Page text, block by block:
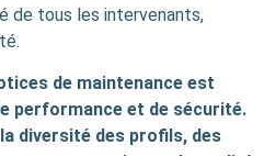
de tous les intervenants,
de maintenance est
performance et de sécurité.
diversité des profils, des